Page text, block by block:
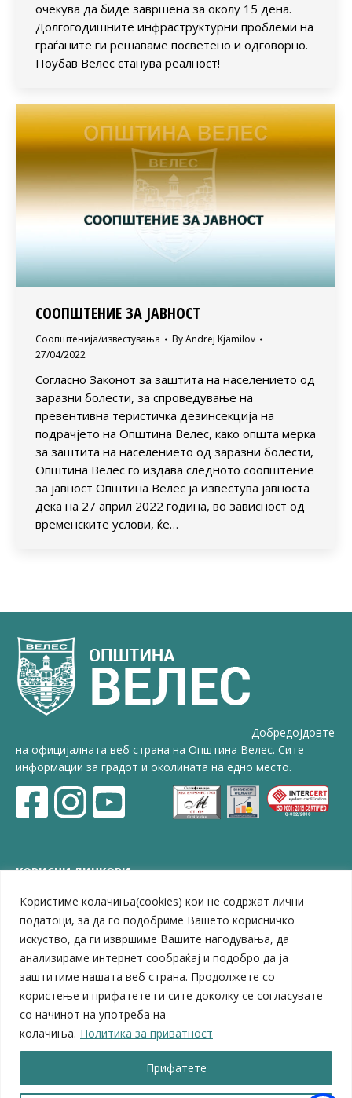
Користиме колачиња(cookies) кои не содржат лични
податоци, за да го подобриме Вашето корисничко
искуство, да ги извршиме Вашите нагодувања, да
анализираме интернет сообраќај и подобро да ја
заштитиме нашата веб страна. Продолжете со
користење и прифатете ги сите доколку се согласувате
со начинот на употреба на
колачиња. Политика за приватност
Прифатете
очекува да биде завршена за околу 15 дена.
Долгогодишните инфраструктурни проблеми на
граѓаните ги решаваме посветено и одговорно.
Поубав Велес станува реалност!
СООПШТЕНИЕ ЗА ЈАВНОСТ
Соопштенија/известувања ByAndrej Kjamilov
27/04/2022
Согласно Законот за заштита на населението од
заразни болести, за спроведување на
превентивна теристичка дезинсекција на
подрачјето на Општина Велес, како општа мерка
за заштита на населението од заразни болести,
Општина Велес го издава следното соопштение
за јавност Општина Велес ја известува јавноста
дека на 27 април 2022 година, во зависност од
временските услови, ќе…
Добредојдовте
на официјалната веб страна на Општина Велес. Сите
информации за градот и околината на едно место.
КОРИСНИ ЛИНКОВИ
ЗЕЛС – Заедница на единиците на локална самоуправа
Центар за развој на Вардарски плански регион
Јавно комунално претпријатие „Дервен“
ЈПССО „Парк – спорт и паркинзи“
ЛБ „Гоце Делчев“
ЛУ „Народен Музеј“
Влада на Република Северна Македонија
Собрание на Република Северна Македонија
Министерство за финансии
Министерство за локална самоуправа
Министерство за дигитална трансформација